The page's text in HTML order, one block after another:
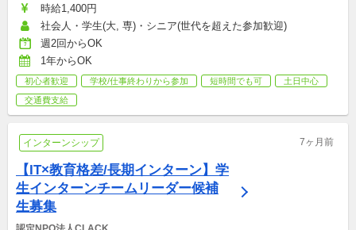
時給1,400円
社会人・学生(大, 専)・シニア(世代を超えた参加歓迎)
週2回からOK
1年からOK
初心者歓迎 学校/仕事終わりから参加 短時間でも可
土日中心
交通費支給
インターンシップ 7ヶ月前
【IT×教育格差/長期インターン】学
生インターンチームリーダー候補
生募集